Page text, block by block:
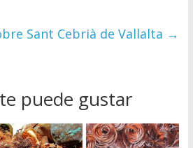
Sant Cebrià de Vallalta →
puede gustar